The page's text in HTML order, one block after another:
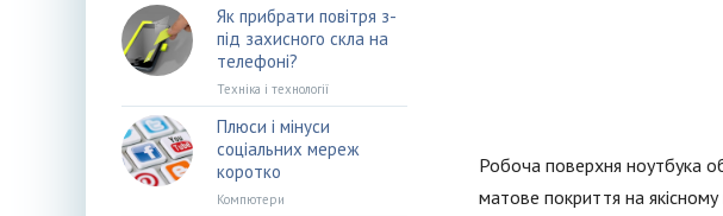
Робоча поверхня ноутбука
матове покриття на якісному
Як прибрати повітря з-
під захисного скла на
телефоні?
Техніка і технології
Плюси і мінуси
соціальних мереж
коротко
Компютери